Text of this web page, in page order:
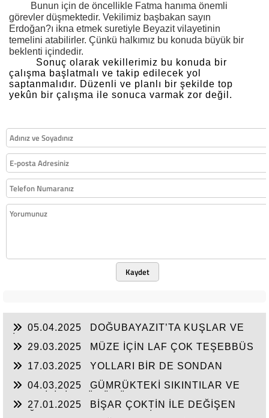
Bunun için de öncellikle Fatma hanıma önemli
görevler düşmektedir. Vekilimiz başbakan sayın
Erdoğan?ı ikna etmek suretiyle Beyazit vilayetinin
temelini atabilirler. Çünkü halkımız bu konuda büyük bir
beklenti içindedir.
Sonuç olarak vekillerimiz bu konuda bir
çalışma başlatmalı ve takip edilecek yol
saptanmalıdır. Düzenli ve planlı bir şekilde top
yekûn bir çalışma ile sonuca varmak zor değil.
Kaydet
05.04.2025
DOĞUBAYAZIT’TA KUŞLAR VE
29.03.2025
MÜZE İÇİN LAF ÇOK TEŞEBBÜS
17.03.2025
YOLLARI BİR DE SONDAN
04.03.2025
GÜMRÜKTEKİ SIKINTILAR VE
27.01.2025
BİŞAR ÇOKTİN İLE DEĞİŞEN